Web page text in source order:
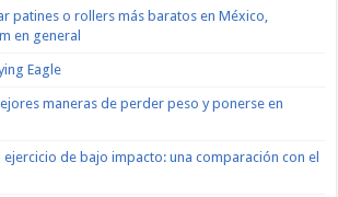
patines o rollers más baratos en México,
en general
Eagle
maneras de perder peso y ponerse en
ejercicio de bajo impacto: una comparación con el